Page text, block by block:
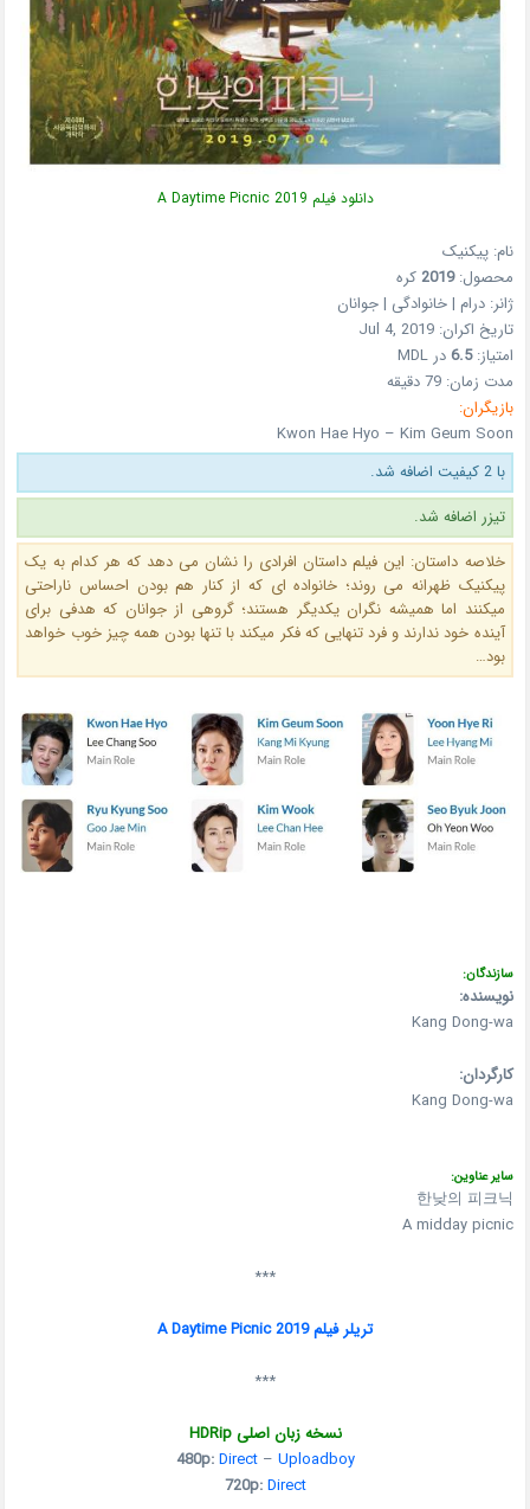
دانلود فیلم A Daytime Picnic 2019
نام: پیکنیک
محصول:2019 کره
ژانر: درام | خانوادگی | جوانان
تاریخ اکران: Jul 4, 2019
امتیاز:6.5 در MDL
مدت زمان: 79 دقیقه
بازیگران:
Kwon Hae Hyo – Kim Geum Soon
با 2 کیفیت اضافه شد.
تیزر اضافه شد.
خلاصه داستان: این فیلم داستان افرادی را نشان می دهد که هر کدام به یک
پیکنیک ظهرانه می روند؛ خانواده ای که از کنار هم بودن احساس ناراحتی
میکنند اما همیشه نگران یکدیگر هستند؛ گروهی از جوانان که هدفی برای
آینده خود ندارند و فرد تنهایی که فکر میکند با تنها بودن همه چیز خوب خواهد
بود…
سازندگان:
نویسنده:
Kang Dong-wa
کارگردان:
Kang Dong-wa
سایر عناوین:
한낮의 피크닉
A midday picnic
***
تریلر فیلم A Daytime Picnic 2019
***
نسخه زبان اصلی HDRip
480p: Direct– Uploadboy
720p: Direct